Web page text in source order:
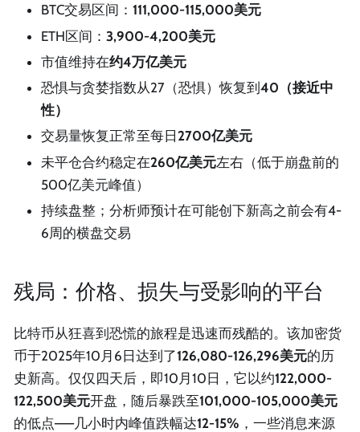
BTC交易区间： 111,000-115,000美元
ETH区间： 3,900-4,200美元
市值维持在约4万亿美元
恐惧与贪婪指数从27（恐惧）恢复到 40（接近中
性）
交易量恢复正常至每日 2700亿美元
未平仓合约稳定在260亿美元左右（低于崩盘前的
500亿美元峰值）
持续盘整；分析师预计在可能创下新高之前会有4-
6周的横盘交易
残局：价格、损失与受影响的平台
比特币从狂喜到恐慌的旅程是迅速而残酷的。该加密货
币于2025年10月6日达到了126,080-126,296美元的历
史新高。仅仅四天后，即10月10日，它以约122,000-
122,500美元开盘，随后暴跌至101,000-105,000美元
的低点——几小时内峰值跌幅达12-15% ，一些消息来源